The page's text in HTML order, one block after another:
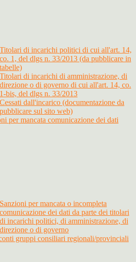
Titolari di incarichi politici di cui all'art. 14,
co. 1, del dlgs n. 33/2013 (da pubblicare in
tabelle)
Titolari di incarichi di amministrazione, di
direzione o di governo di cui all'art. 14, co.
1-bis, del dlgs n. 33/2013
Cessati dall'incarico (documentazione da
pubblicare sul sito web)
per mancata comunicazione dei dati
Sanzioni per mancata o incompleta
comunicazione dei dati da parte dei titolari
di incarichi politici, di amministrazione, di
direzione o di governo
gruppi consiliari regionali/provinciali